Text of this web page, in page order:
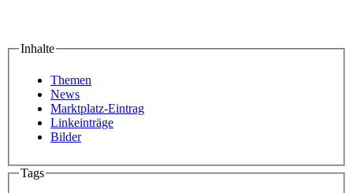
Inhalte
Themen
News
Marktplatz-Eintrag
Linkeinträge
Bilder
Tags